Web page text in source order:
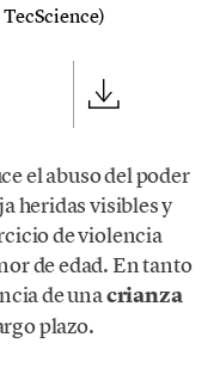
el abuso del poder
heridas visibles y
de violencia
de edad. En tanto
de unacrianza
plazo.